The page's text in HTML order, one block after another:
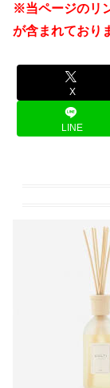
※当ページのリ
が含まれており
X
LINE